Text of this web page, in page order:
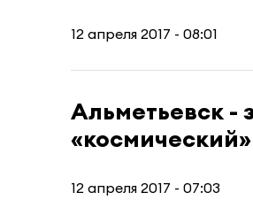
12 апреля 2017 - 08:01
Альметьевск -
12 апреля 2017 - 07:03